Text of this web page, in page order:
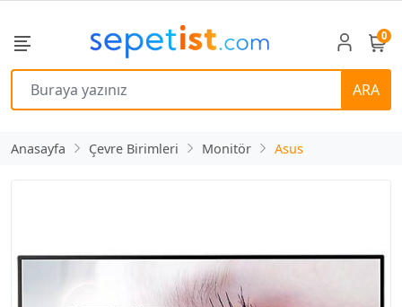
ARA
0
Anasayfa Çevre Birimleri Monitör Asus